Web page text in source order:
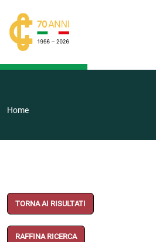
Home
TORNA AI RISULTATI
RAFFINA RICERCA